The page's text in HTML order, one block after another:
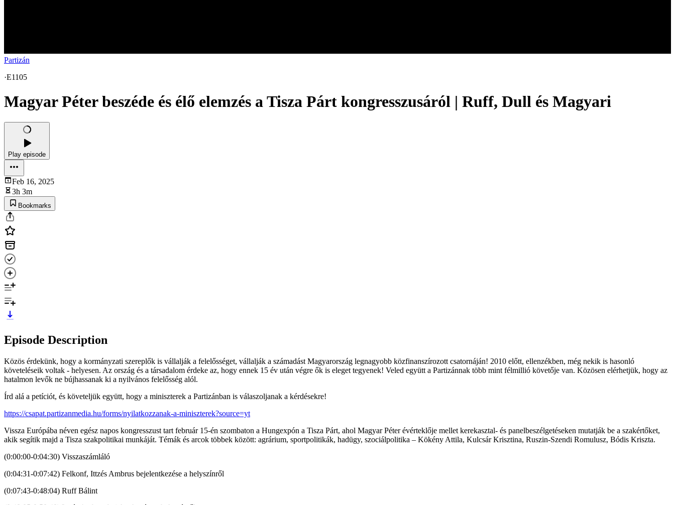
Partizán
·E1105
Magyar Péter beszéde és élő elemzés a Tisza Párt kongresszusáról | Ruff, Dull és Magyari
Play episode
Feb 16, 2025
3h 3m
Bookmarks
Episode Description
Közös érdekünk, hogy a kormányzati szereplők is vállalják a felelősséget, vállalják a számadást Magyarország legnagyobb közfinanszírozott csatornáján! 2010 előtt, ellenzékben, még nekik is hasonló
követeléseik voltak - helyesen. Az ország és a társadalom érdeke az, hogy ennek 15 év után végre ők is eleget tegyenek! Veled együtt a Partizánnak több mint félmillió követője van. Közösen elérhetjük, hogy az
hatalmon levők ne bújhassanak ki a nyilvános felelősség alól.
Írd alá a petíciót, és követeljük együtt, hogy a miniszterek a Partizánban is válaszoljanak a kérdésekre!
https://csapat.partizanmedia.hu/forms/nyilatkozzanak-a-miniszterek?source=yt
Vissza Európába néven egész napos kongresszust tart február 15-én szombaton a Hungexpón a Tisza Párt, ahol Magyar Péter évérteklője mellet kerekasztal- és panelbeszélgetéseken mutatják be a szakértőket,
akik segítik majd a Tisza szakpolitikai munkáját. Témák és arcok többek között: agrárium, sportpolitikák, hadügy, szociálpolitika – Kökény Attila, Kulcsár Krisztina, Ruszin-Szendi Romulusz, Bódis Kriszta.
(0:00:00-0:04:30) Visszaszámláló
(0:04:31-0:07:42) Felkonf, Ittzés Ambrus bejelentkezése a helyszínről
(0:07:43-0:48:04) Ruff Bálint